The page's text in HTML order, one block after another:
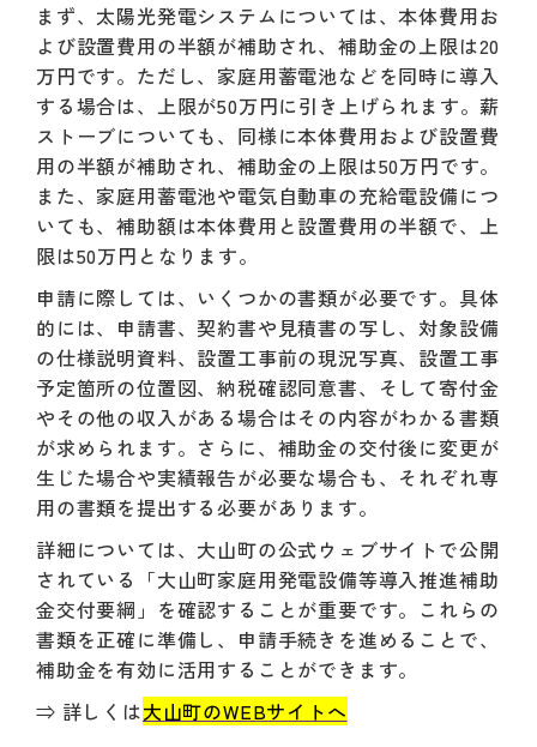
まず、太陽光発電システムについては、本体費用お
よび設置費用の半額が補助され、補助金の上限は20
万円です。ただし、家庭用蓄電池などを同時に導入
する場合は、上限が50万円に引き上げられます。薪
ストーブについても、同様に本体費用および設置費
用の半額が補助され、補助金の上限は50万円です。
また、家庭用蓄電池や電気自動車の充給電設備につ
いても、補助額は本体費用と設置費用の半額で、上
限は50万円となります。
申請に際しては、いくつかの書類が必要です。具体
的には、申請書、契約書や見積書の写し、対象設備
の仕様説明資料、設置工事前の現況写真、設置工事
予定箇所の位置図、納税確認同意書、そして寄付金
やその他の収入がある場合はその内容がわかる書類
が求められます。さらに、補助金の交付後に変更が
生じた場合や実績報告が必要な場合も、それぞれ専
用の書類を提出する必要があります。
詳細については、大山町の公式ウェブサイトで公開
されている「大山町家庭用発電設備等導入推進補助
金交付要綱」を確認することが重要です。これらの
書類を正確に準備し、申請手続きを進めることで、
補助金を有効に活用することができます。
⇒ 詳しくは大山町のWEBサイトへ